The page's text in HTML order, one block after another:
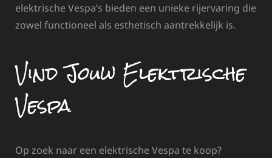
elektrische Vespa’s bieden een unieke rijervaring die
zowel functioneel als esthetisch aantrekkelijk is.
Vind Jouw Elektrische
Vespa
Op zoek naar een elektrische Vespa te koop?